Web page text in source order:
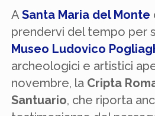
ASanta Maria del Monte
prendervi del tempo per
Museo Ludovico
archeologici e artistici
novembre, la Cripta
Santuario, che riporta